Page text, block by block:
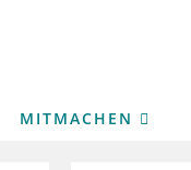
MITMACHEN